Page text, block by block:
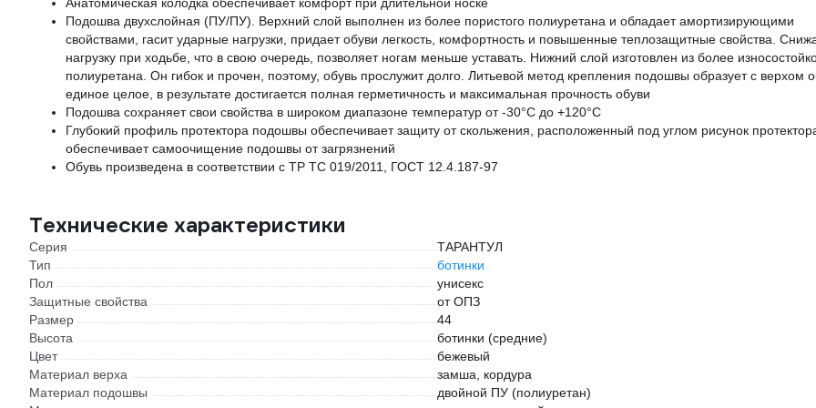
Подошва двухслойная (ПУ/ПУ). Верхний слой выполнен из более пористого полиуретана и обладает амортизирующими
свойствами, гасит ударные нагрузки, придает обуви легкость, комфортность и повышенные теплозащитные свойства.
нагрузку при ходьбе, что в свою очередь, позволяет ногам меньше уставать. Нижний слой изготовлен из более
полиуретана. Он гибок и прочен, поэтому, обувь прослужит долго. Литьевой метод крепления подошвы образует с верхом
единое целое, в результате достигается полная герметичность и максимальная прочность обуви
Подошва сохраняет свои свойства в широком диапазоне температур от -30°С до +120°С
Глубокий профиль протектора подошвы обеспечивает защиту от скольжения, расположенный под углом рисунок
обеспечивает самоочищение подошвы от загрязнений
Обувь произведена в соответствии с ТР ТС 019/2011, ГОСТ 12.4.187-97
Технические характеристики
Серия
ТАРАНТУЛ
Тип
ботинки
Пол
унисекс
Защитные свойства
от ОПЗ
Размер
44
Высота
ботинки (средние)
Цвет
бежевый
Материал верха
замша, кордура
Материал подошвы
двойной ПУ (полиуретан)